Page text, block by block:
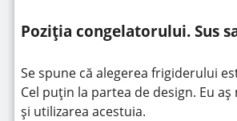
Poziția congelatorului. Sus
Se spune că alegerea frigiderului
Cel puțin la partea de design. Eu
și utilizarea acestuia.